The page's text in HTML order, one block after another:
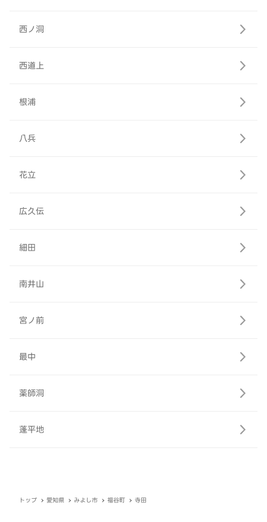
西ノ洞
西道上
根浦
八兵
花立
広久伝
細田
南井山
宮ノ前
最中
薬師洞
蓬平地
トップ 愛知県 みよし市 福谷町 寺田